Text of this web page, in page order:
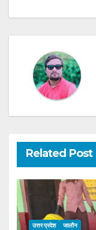
Related Post
उत्तर प्रदेश जालौन